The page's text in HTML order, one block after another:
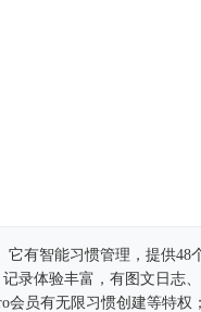
有智能习惯管理，提供48
录体验丰富，有图文日志、
会员有无限习惯创建等特权